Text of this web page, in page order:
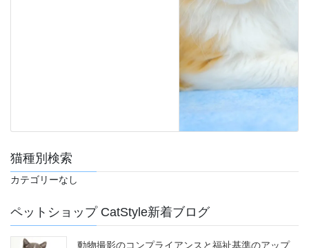
猫種別検索
カテゴリーなし
ペットショップ CatStyle新着ブログ
動物撮影のコンプライアンスと福祉基準のアップ